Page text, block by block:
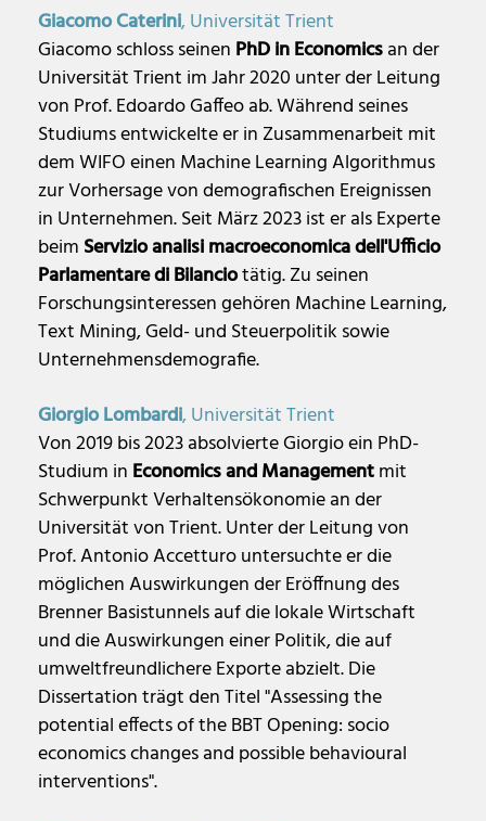
Giacomo Caterini, Universität Trient
Giacomo schloss seinen PhD in Economicsan der
Universität Trient im Jahr 2020 unter der Leitung
von Prof. Edoardo Gaffeo ab. Während seines
Studiums entwickelte er in Zusammenarbeit mit
dem WIFO einen Machine Learning Algorithmus
zur Vorhersage von demografischen Ereignissen
in Unternehmen. Seit März 2023 ist er als Experte
beim Servizio analisi macroeconomica dell'Ufficio
Parlamentare di Bilanciotätig. Zu seinen
Forschungsinteressen gehören Machine Learning,
Text Mining, Geld- und Steuerpolitik sowie
Unternehmensdemografie.
Giorgio Lombardi, Universität Trient
Von 2019 bis 2023 absolvierte Giorgio ein PhD-
Studium in Economics and Managementmit
Schwerpunkt Verhaltensökonomie an der
Universität von Trient. Unter der Leitung von
Prof. Antonio Accetturo untersuchte er die
möglichen Auswirkungen der Eröffnung des
Brenner Basistunnels auf die lokale Wirtschaft
und die Auswirkungen einer Politik, die auf
umweltfreundlichere Exporte abzielt. Die
Dissertation trägt den Titel "Assessing the
potential effects of the BBT Opening: socio
economics changes and possible behavioural
interventions".